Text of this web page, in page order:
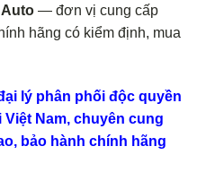
— đơn vị cung cấp
hãng có kiểm định, mua
lý phân phối độc quyền
Nam, chuyên cung
bảo hành chính hãng